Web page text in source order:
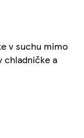
v suchu mimo
chladničke a